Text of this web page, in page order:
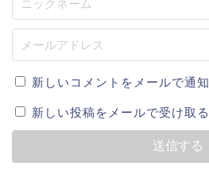
新しいコメントをメールで通知
新しい投稿をメールで受け取る